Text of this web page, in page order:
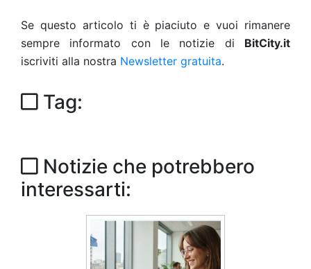
Se questo articolo ti è piaciuto e vuoi rimanere
sempre informato con le notizie di BitCity.it
iscriviti alla nostra Newsletter gratuita.
Tag:
Notizie che potrebbero
interessarti: